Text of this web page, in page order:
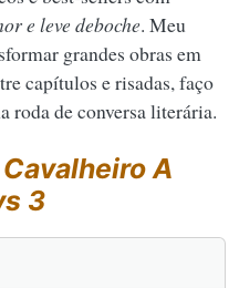
e leve deboche. Meu
grandes obras em
capítulos e risadas, faço
roda de conversa literária.
A
3